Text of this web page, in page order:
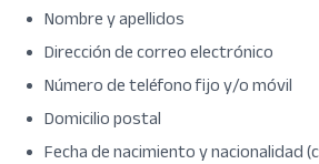
Nombre y apellidos
Dirección de correo electrónico
Número de teléfono fijo y/o móvil
Domicilio postal
Fecha de nacimiento y nacionalidad